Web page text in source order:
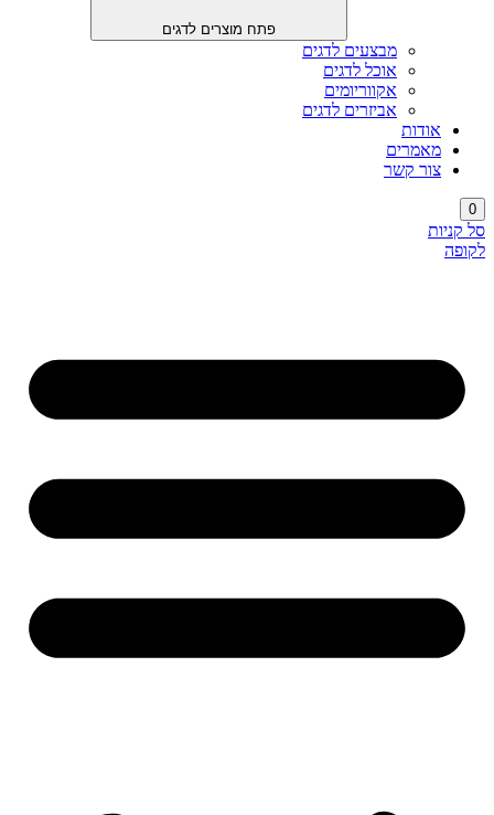
פתח מוצרים לדגים
מבצעים לדגים
אוכל לדגים
אקווריומים
אביזרים לדגים
אודות
מאמרים
צור קשר
0
סל קניות
לקופה